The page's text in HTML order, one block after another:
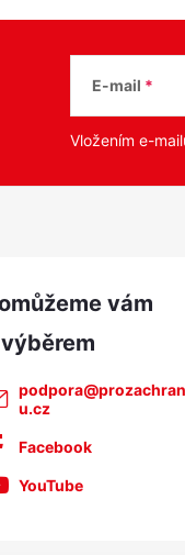
E-mail
Vložením e-
podpora@prozachran
u.cz
Facebook
YouTube